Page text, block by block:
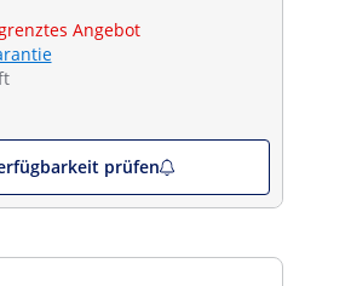
Angebot
prüfen